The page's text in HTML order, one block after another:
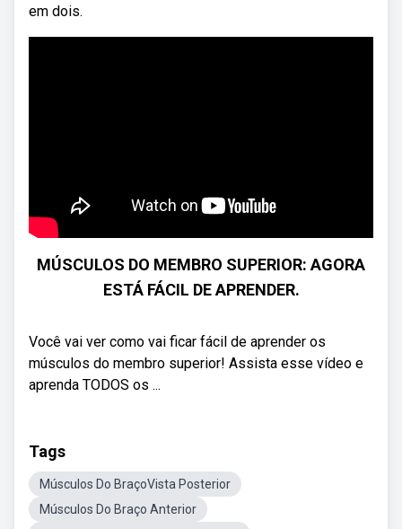
em dois.
MÚSCULOS DO MEMBRO SUPERIOR: AGORA
ESTÁ FÁCIL DE APRENDER.
Você vai ver como vai ficar fácil de aprender os
músculos do membro superior! Assista esse vídeo e
aprenda TODOS os ...
Tags
Músculos Do BraçoVista Posterior
Músculos Do Braço Anterior